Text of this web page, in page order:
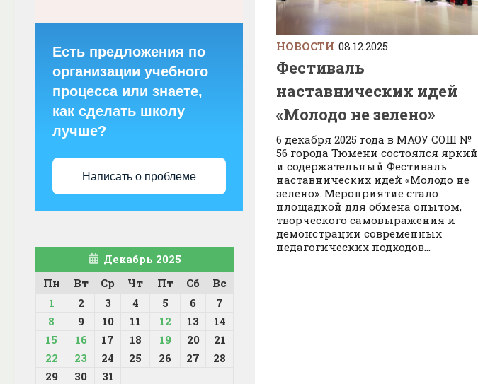
НОВОСТИ 08.12.2025
Фестиваль
наставнических идей
«Молодо не зелено»
6 декабря 2025 года в МАОУ СОШ №
56 города Тюмени состоялся яркий
и содержательный Фестиваль
наставнических идей «Молодо не
зелено». Мероприятие стало
площадкой для обмена опытом,
творческого самовыражения и
демонстрации современных
педагогических подходов...
Есть предложения по
организации учебного
процесса или знаете,
как сделать школу
лучше?
Написать о проблеме
Декабрь 2025
Пн
Вт Ср Чт Пт Сб
Вс
1
2 3 4 5 6
7
8
9 10 11 12 13
14
15
16 17 18 19 20
21
22
23 24 25 26 27
28
29
30
31